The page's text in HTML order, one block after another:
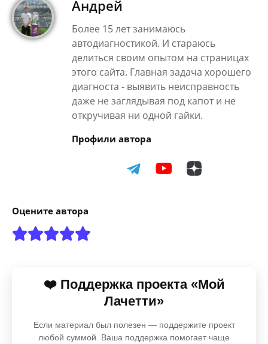
Андрей
Более 15 лет занимаюсь
автодиагностикой. И стараюсь
делиться своим опытом на страницах
этого сайта. Главная задача хорошего
диагноста - выявить неисправность
даже не заглядывая под капот и не
откручивая ни одной гайки.
Профили автора
Оцените автора
❤️ Поддержка проекта «Мой
Лачетти»
Если материал был полезен — поддержите проект
любой суммой. Ваша поддержка помогает чаще